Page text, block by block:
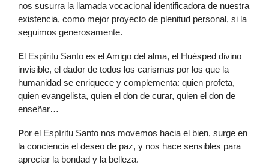
nos susurra la llamada vocacional identificadora de nuestra
existencia, como mejor proyecto de plenitud personal, si la
seguimos generosamente.
El Espíritu Santo es el Amigo del alma, el Huésped divino
invisible, el dador de todos los carismas por los que la
humanidad se enriquece y complementa: quien profeta,
quien evangelista, quien el don de curar, quien el don de
enseñar…
Por el Espíritu Santo nos movemos hacia el bien, surge en
la conciencia el deseo de paz, y nos hace sensibles para
apreciar la bondad y la belleza.